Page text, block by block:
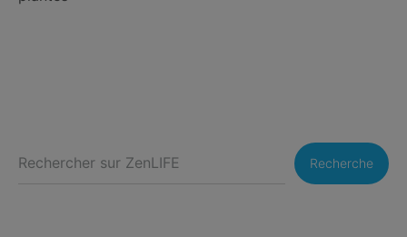
Recherche